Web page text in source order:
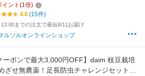
イント (1倍)
4.6(15件)
13:00までの注文で最短8/11お届け
ルソルオンラインショップ
ーポンで最大3,000円OFF】daim 枝豆栽培
ざせ無農薬！足長防虫チャレンジセット